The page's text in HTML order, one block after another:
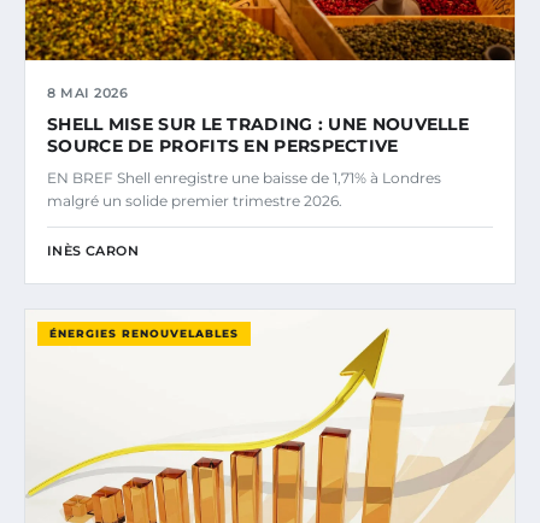
8 MAI 2026
SHELL MISE SUR LE TRADING : UNE NOUVELLE
SOURCE DE PROFITS EN PERSPECTIVE
EN BREF Shell enregistre une baisse de 1,71% à Londres
malgré un solide premier trimestre 2026.
INÈS CARON
ÉNERGIES RENOUVELABLES